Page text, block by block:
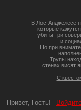
-В Лос-Анджелесе
которые
убиты три
и
Но при
Трупы
стенах висят
С
Привет, Гость!